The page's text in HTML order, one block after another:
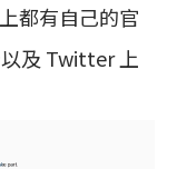
都有自己的官
及 Twitter 上